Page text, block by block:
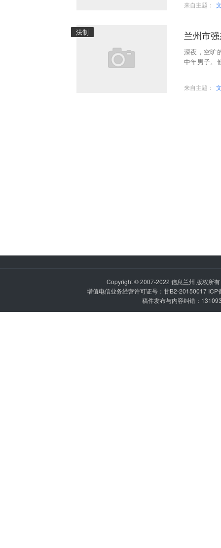
来自主题：
法制 兰州市
深夜，空旷
中年男子。
来自主题：
Copyright © 2007-2022 信息兰州 版权所
增值电信业务经营许可证号：甘B2-20150017 ICP
稿件发布与内容纠错：